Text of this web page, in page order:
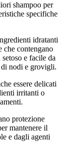
shampoo per
specifiche
idratanti
che contengano
e facile da
di nodi e grovigli.
essere delicati
irritanti o
protezione
mantenere il
e dagli agenti